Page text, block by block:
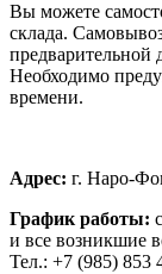
Вы можете
склада.
предварительной
Необходимо
времени.
Адрес: г. Наро-
График работы:
и все возникшие
Тел.: +7 (985) 853